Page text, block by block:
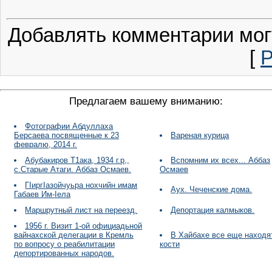
Добавлять комментарии
[
Предлагаем вашему вниманию:
Фотографии Абдуллаха
Берсаева посвященные к 23
февралю, 2014 г.
Вареная курица
Абубакиров Т1ака, 1934 г.р,,
с.Старые Атаги. Аббаз Осмаев.
Вспомним их всех... Аббаз
Осмаев
ГIиргIазойчуьра нохчийн имам
Габаев Им-Iела
Аух. Чеченские дома.
Маршрутный лист на переезд.
Депортация калмыков.
1956 г. Визит 1-ой официадьной
вайнахской делегации в Кремль
по вопросу о реабилитации
депортированных народов.
В Хайбахе все еще
кости